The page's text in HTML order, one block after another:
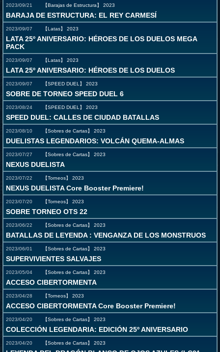
2023/09/21 【Barajas de Estructura】 2023
BARAJA DE ESTRUCTURA: EL REY CARMESÍ
2023/09/07 【Latas】 2023
LATA 25º ANIVERSARIO: HÉROES DE LOS DUELOS MEGA
PACK
2023/09/07 【Latas】 2023
LATA 25º ANIVERSARIO: HÉROES DE LOS DUELOS
2023/09/07 【SPEED DUEL】 2023
SOBRE DE TORNEO SPEED DUEL 6
2023/08/24 【SPEED DUEL】 2023
SPEED DUEL: CALLES DE CIUDAD BATALLAS
2023/08/10 【Sobres de Cartas】 2023
DUELISTAS LEGENDARIOS: VOLCÁN QUEMA-ALMAS
2023/07/27 【Sobres de Cartas】 2023
NEXUS DUELISTA
2023/07/22 【Torneos】 2023
NEXUS DUELISTA Core Booster Premiere!
2023/07/20 【Torneos】 2023
SOBRE TORNEO OTS 22
2023/06/22 【Sobres de Cartas】 2023
BATALLAS DE LEYENDA : VENGANZA DE LOS MONSTRUOS
2023/06/01 【Sobres de Cartas】 2023
SUPERVIVIENTES SALVAJES
2023/05/04 【Sobres de Cartas】 2023
ACCESO CIBERTORMENTA
2023/04/28 【Torneos】 2023
ACCESO CIBERTORMENTA Core Booster Premiere!
2023/04/20 【Sobres de Cartas】 2023
COLECCIÓN LEGENDARIA: EDICIÓN 25º ANIVERSARIO
2023/04/20 【Sobres de Cartas】 2023